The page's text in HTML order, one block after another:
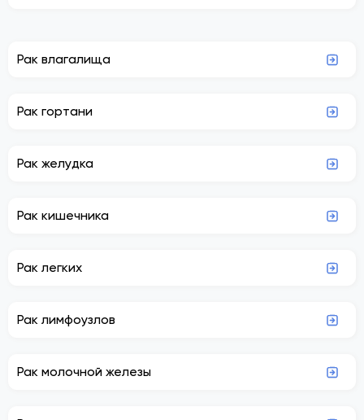
Рак влагалища
Рак гортани
Рак желудка
Рак кишечника
Рак легких
Рак лимфоузлов
Рак молочной железы